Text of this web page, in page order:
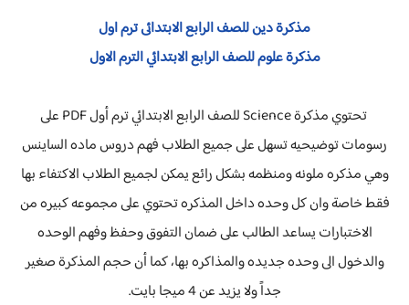
مذكرة دين للصف الرابع الابتدائى ترم اول
مذكرة علوم للصف الرابع الابتدائي الترم الاول
تحتوي مذكرة Science للصف الرابع الابتدائي ترم أول PDF على
رسومات توضيحيه تسهل على جميع الطلاب فهم دروس ماده الساينس
وهي مذكره ملونه ومنظمه بشكل رائع يمكن لجميع الطلاب الاكتفاء بها
فقط خاصة وان كل وحده داخل المذكره تحتوي على مجموعه كبيره من
الاختبارات يساعد الطالب على ضمان التفوق وحفظ وفهم الوحده
والدخول الى وحده جديده والمذاكره بها، كما أن حجم المذكرة صغير
جداً ولا يزيد عن 4 ميجا بايت.